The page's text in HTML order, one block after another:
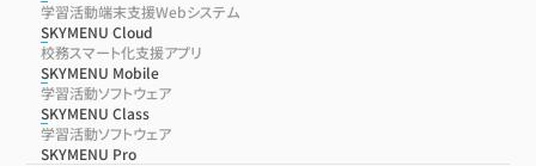
学習活動端末支援Webシステム
SKYMENU Cloud
校務スマート化支援アプリ
SKYMENU Mobile
学習活動ソフトウェア
SKYMENU Class
学習活動ソフトウェア
SKYMENU Pro